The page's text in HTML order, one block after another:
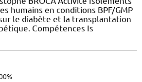
humains en conditions BPF/GMP
le diabète et la transplantation
Compétences Is